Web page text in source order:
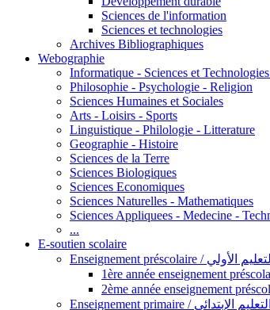
Sciences de l'information
Sciences et technologies
Archives Bibliographiques
Webographie
Informatique - Sciences et
Philosophie - Psychologie - Religion
Sciences Humaines et Sociales
Arts - Loisirs - Sports
Linguistique - Philologie - Litterature
Geographie - Histoire
Sciences de la Terre
Sciences Biologiques
Sciences Economiques
Sciences Naturelles - Mathematiques
Sciences Appliquees - Medecine -
...
E-soutien scolaire
Enseignement préscolaire / التعليم الأولي
Enseignement primaire / التعليم الإبتدائي